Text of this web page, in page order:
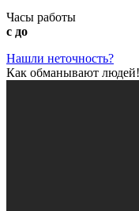
Часы работы
с до
Нашли неточность?
Как обманывают людей!